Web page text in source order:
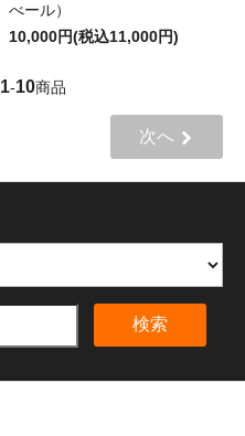
べール）
10,000円(税込11,000円)
1-10商品
次へ
検索